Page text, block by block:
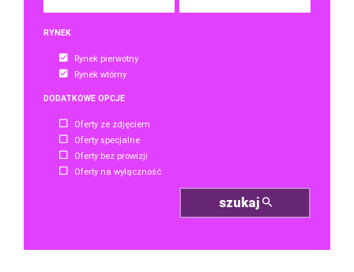
RYNEK
Rynek pierwotny
Rynek wtórny
DODATKOWE OPCJE
Oferty ze zdjęciem
Oferty specjalne
Oferty bez prowizji
Oferty na wyłączność
szukaj